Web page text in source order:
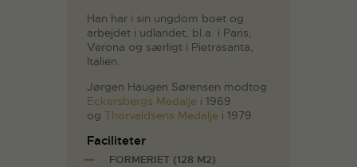
Han har i sin ungdom boet og
arbejdet i udlandet, bl.a. i Paris,
Verona og særligt i Pietrasanta,
Italien.
Jørgen Haugen Sørensen modtog
Eckersbergs Medalje i 1969
og Thorvaldsens Medalje i 1979.
Faciliteter
FORMERIET (128 M2)